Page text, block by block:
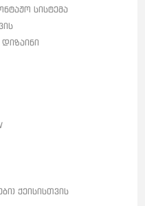
სისტემა
დიზაინი
ქეისისთვის